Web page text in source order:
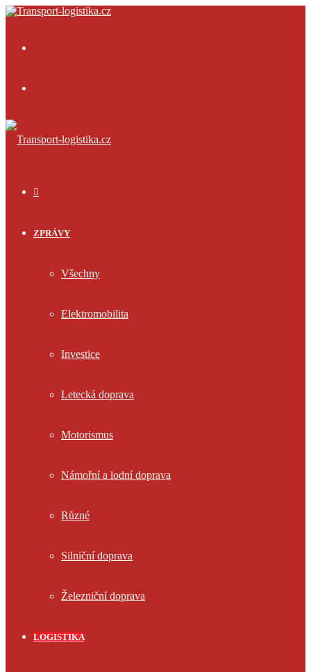
ZPRÁVY
Všechny
Elektromobilita
Investice
Letecká doprava
Motorismus
Námořní a lodní doprava
Různé
Silniční doprava
Železniční doprava
LOGISTIKA